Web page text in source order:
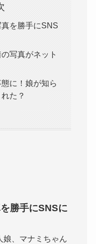
を勝手にSNS
写真がネット
に！娘が知ら
た？
勝手にSNSに
娘、マナミちゃん